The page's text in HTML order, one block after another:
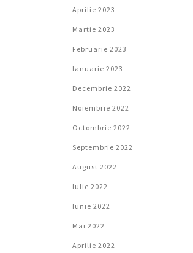
Aprilie 2023
Martie 2023
Februarie 2023
Ianuarie 2023
Decembrie 2022
Noiembrie 2022
Octombrie 2022
Septembrie 2022
August 2022
Iulie 2022
Iunie 2022
Mai 2022
Aprilie 2022